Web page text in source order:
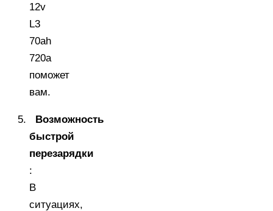
12v
L3
70ah
720a
поможет
вам.
Возможность
быстрой
перезарядки
:
В
ситуациях,